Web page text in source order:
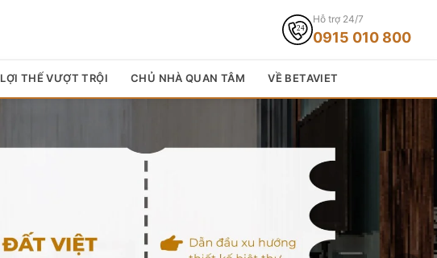
Hỗ trợ 24/7
0915 010 800
LỢI THẾ VƯỢT TRỘI CHỦ NHÀ QUAN TÂM VỀ BETAVIET